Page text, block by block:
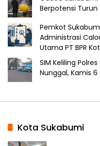
Berpotensi Turun
Pemkot
Administrasi
Utama PT BPR
SIM Keliling
Nunggal, Kamis
Kota Sukabumi